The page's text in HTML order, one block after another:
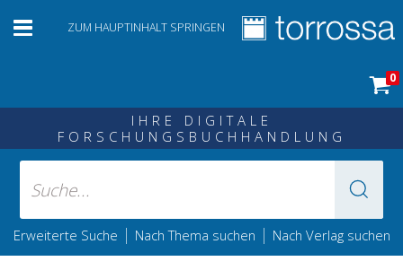
ZUM HAUPTINHALT SPRINGEN
0
IHRE DIGITALE
FORSCHUNGSBUCHHANDLUNG
Erweiterte Suche | Nach Thema suchen | Nach Verlag suchen